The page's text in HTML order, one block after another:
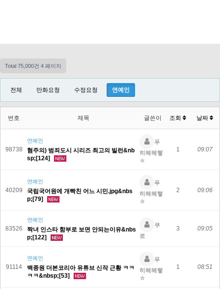
Total 75,000건 4 페이지
전체 만화요청 수정요청 연예인
번호 제목 글쓴이 조회 날짜
98738
연예인
혐주의) 범죄도시 시리즈 최고의 빌런&nb
sp;[124]
푸
히헤헤햏
ㅎ
1 09:07
40209
연예인
국립국어원에 개빡친 어느 시민.jpg&nbs
p;[79]
푸
히헤헤햏
ㅎ
2 09:06
83526
연예인
짝녀 인스타 함부로 보면 안되는이유&nbs
p;[122]
쿠
로
3 09:05
91114
연예인
백종원 더본코리아 유튜브 신작 근황 ㅋㅋ
ㅋㅋ&nbsp;[53]
푸
히헤헤햏
ㅎ
1 08:51